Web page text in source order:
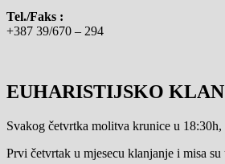
Tel./Faks :
+387 39/670 – 294
EUHARISTIJSKO
Svakog četvrtka molitva krunice u
Prvi četvrtak u mjesecu klanjanje i misa su